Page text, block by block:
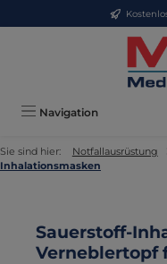
Zum Hauptinhalt springen
Navigation
Sie sind hier: Notfallausrüstung
Inhalationsmasken
Sauerstoff-
Verneblertopf